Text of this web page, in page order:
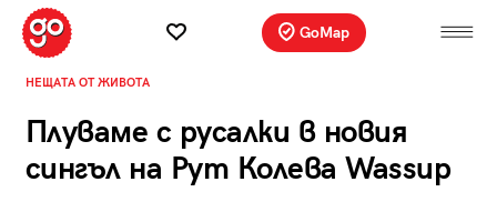
GoMap
НЕЩАТА ОТ ЖИВОТА
Плуваме с русалки в новия
сингъл на Рут Колева Wassup